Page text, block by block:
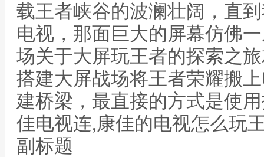
载王者峡谷的波澜壮阔，直
电视，那面巨大的屏幕仿佛
场关于大屏玩王者的探索之
搭建大屏战场将王者荣耀搬
建桥梁，最直接的方式是使
佳电视连,康佳的电视怎么玩
副标题